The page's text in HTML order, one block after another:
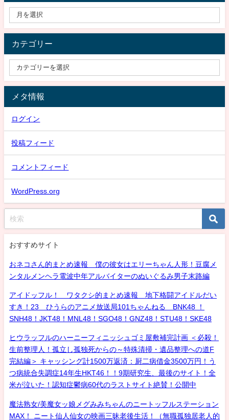
カテゴリー
メタ情報
ログイン
投稿フィード
コメントフィード
WordPress.org
おすすめサイト
おネコさん的まとめ速報 僕の彼女はエリーちゃん人形！豆腐メ
ンタルメンヘラ電波中年アルバイターのぬいぐるみ男子末路編
アイドッフル！ ワタクシ的まとめ速報 地下格闘アイドルだい
すき！23 ひうらのアニメ放送局101ちゃんねる BNK48 ！
SNH48！JKT48！MNL48！SGO48！GNZ48！STU48！SKE48
ヒウラッフルのハーニーフィニッシュゴミ屋敷補完計画 ＜必殺！
生前整理人！孤立し孤独死からの～特殊清掃・遺品整理への道F
完結編＞ キャッシング計1500万返済：厨二病借金3500万円！う
つ病統合失調症14年生HKT46！！9期研究生、最後のサイト！全
米が泣いた！認知症鬱病60代のラストサイト絶賛！公開中
魔法熟女/美魔女ッ娘メグみみちゃんのニートッフルステーション
MAX！ ニート仙人仙女の映画三昧老後生活！（無職孤独居老人的